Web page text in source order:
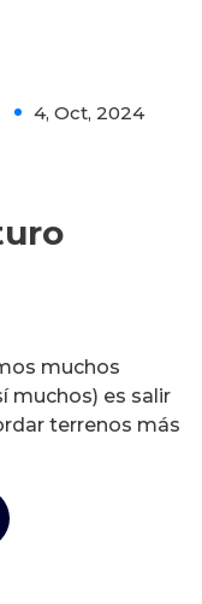
2
4, Oct, 2024
muchos
muchos) es salir
terrenos más